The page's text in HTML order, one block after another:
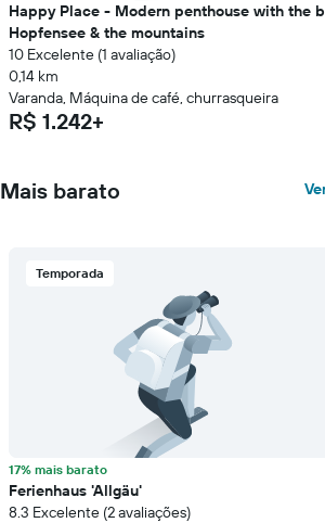
Happy Place - Modern penthouse with the
Hopfensee & the mountains
10 Excelente (1 avaliação)
0,14 km
Varanda, Máquina de café, churrasqueira
R$ 1.242+
Mais barato
Temporada
17% mais barato
Ferienhaus 'Allgäu'
8.3 Excelente (2 avaliações)